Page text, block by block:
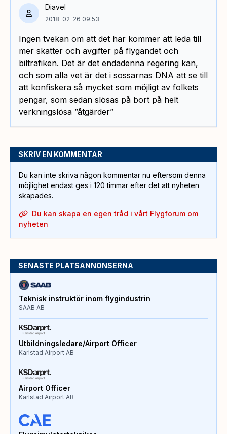
Diavel
2018-02-26 09:53
Ingen tvekan om att det här kommer att leda till
mer skatter och avgifter på flygandet och
biltrafiken. Det är det endadenna regering kan,
och som alla vet är det i sossarnas DNA att se till
att konfiskera så mycket som möjligt av folkets
pengar, som sedan slösas på bort på helt
verkningslösa ”åtgärder”
SKRIV EN KOMMENTAR
Du kan inte skriva någon kommentar nu eftersom denna
möjlighet endast ges i 120 timmar efter det att nyheten
skapades.
Du kan skapa en egen tråd i vårt Flygforum om
nyheten
SENASTE PLATSANNONSERNA
Teknisk instruktör inom flygindustrin
SAAB AB
Utbildningsledare/Airport Officer
Karlstad Airport AB
Airport Officer
Karlstad Airport AB